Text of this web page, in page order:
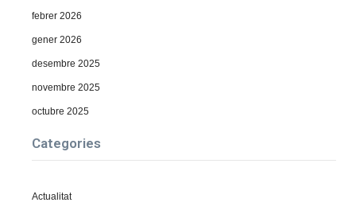
febrer 2026
gener 2026
desembre 2025
novembre 2025
octubre 2025
Categories
Actualitat